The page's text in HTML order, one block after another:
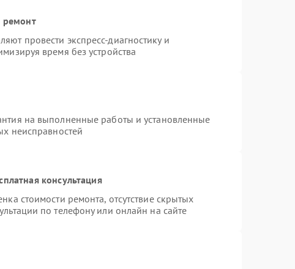
ремонт
провести экспресс-диагностику и
время без устройства
на выполненные работы и установленные
неисправностей
консультация
стоимости ремонта, отсутствие скрытых
по телефону или онлайн на сайте